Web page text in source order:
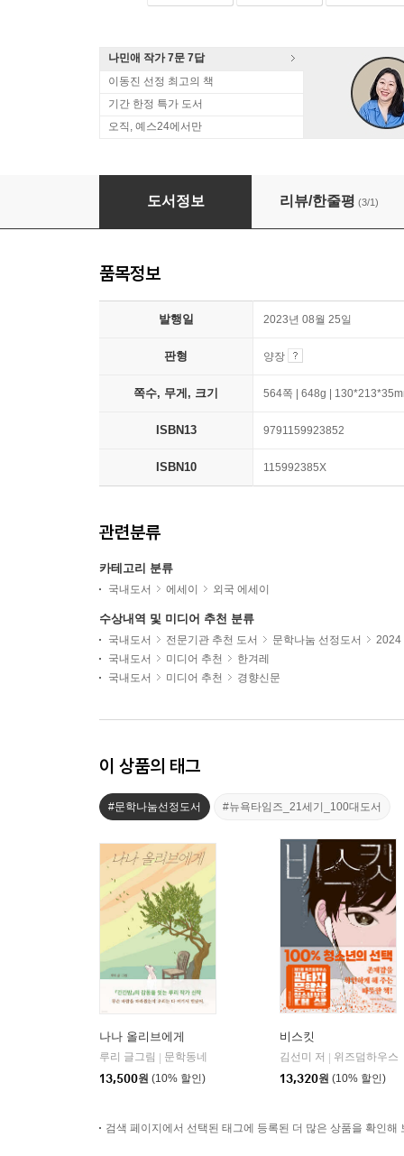
나민애 작가 7문 7답
이동진 선정 최고의 책
기간 한정 특가 도서
오직, 예스24에서만
펄프헤드
도서정보 리뷰/한줄평 (3/1)
품목정보
발행일 2023년 08월 25일
판형 양장
쪽수, 무게, 크기 564쪽 | 648g |
ISBN13 9791159923852
ISBN10 115992385X
관련분류
카테고리 분류
국내도서 에세이 외국 에세이
수상내역 및 미디어 추천 분류
국내도서 전문기관 추천 도서 문학나눔 선정도서
2024
국내도서
미디어 추천
한겨레
국내도서
미디어 추천 경향신문
이 상품의 태그
#문학나눔선정도서 #뉴욕타임즈_21세기_100대도서
나나 올리브에게
루리 글그림
문학동네
13,500원 (10% 할인)
비스킷
김선미 저
위즈덤하우스
13,320원 (10% 할인)
검색 페이지에서 선택된 태그에 등록된 더 많은 상품을 확인해